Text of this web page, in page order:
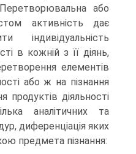
або
активність дає
індивідуальність
в кожній з її діянь,
елементів
або ж на пізнання
продуктів діяльності
аналітичних та
диференціація яких
предмета пізнання: